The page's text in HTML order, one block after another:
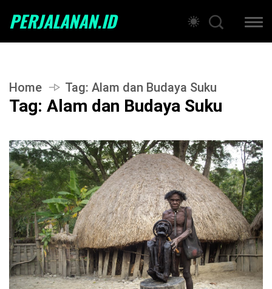
PERJALANAN.ID
Home Tag: Alam dan Budaya Suku
Tag: Alam dan Budaya Suku